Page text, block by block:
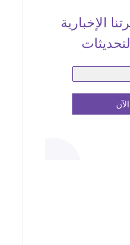
الإخبارية